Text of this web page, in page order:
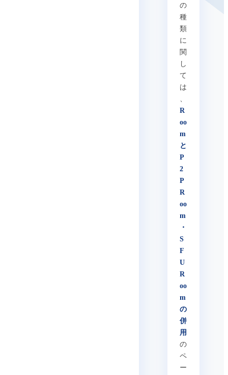
の
種
類
に
関
し
て
は
、
R
oo
m
と
P
2
P
R
oo
m
・
S
F
U
R
oo
m
の
併
用
の
ペ
ー